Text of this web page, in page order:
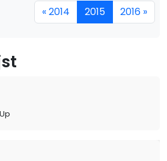
« 2014 2015 2016 »